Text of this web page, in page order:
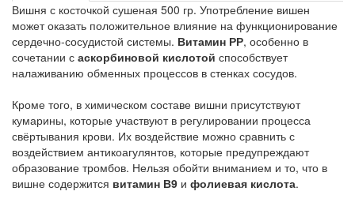
Вишня с косточкой сушеная 500 гр. Употребление вишен
может оказать положительное влияние на функционирование
сердечно-сосудистой системы. Витамин РР, особенно в
сочетании с аскорбиновой кислотой способствует
налаживанию обменных процессов в стенках сосудов.
Кроме того, в химическом составе вишни присутствуют
кумарины, которые участвуют в регулировании процесса
свёртывания крови. Их воздействие можно сравнить с
воздействием антикоагулянтов, которые предупреждают
образование тромбов. Нельзя обойти вниманием и то, что в
вишне содержится витамин В9 и фолиевая кислота.